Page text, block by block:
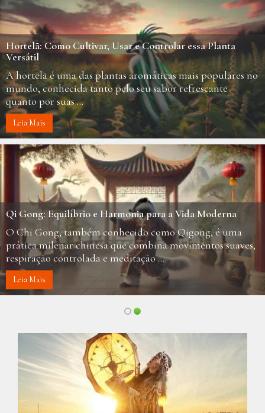
Hortelã: Como Cultivar, Usar e Controlar essa Planta
Versátil
A hortelã é uma das plantas aromáticas mais populares no
mundo, conhecida tanto pelo seu sabor refrescante
quanto por suas ...
Leia Mais
Qi Gong: Equilíbrio e Harmonia para a Vida Moderna
O Chi Gong, também conhecido como Qigong, é uma
prática milenar chinesa que combina movimentos suaves,
respiração controlada e meditação ...
Leia Mais